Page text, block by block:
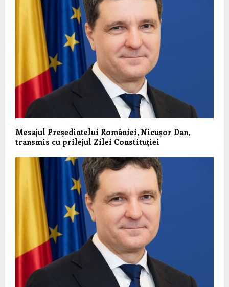
Mesajul Președintelui României, Nicușor Dan,
transmis cu prilejul Zilei Constituției